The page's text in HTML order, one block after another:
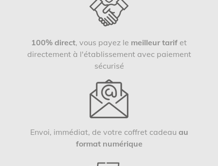
100% direct, vous payez le meilleur tarif et
directement à l'établissement avec paiement
sécurisé
Envoi, immédiat, de votre coffret cadeau au
format numérique